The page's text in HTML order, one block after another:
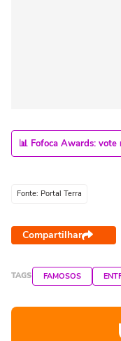
📊 Fofoca Awards: vote
Fonte: Portal Terra
Compartilhar
TAGS FAMOSOS